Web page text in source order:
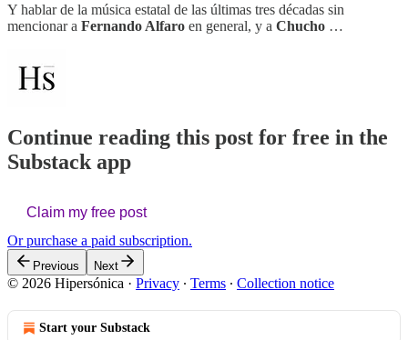
Y hablar de la música estatal de las últimas tres décadas sin
mencionar a Fernando Alfaro en general, y a Chucho …
Continue reading this post for free in the
Substack app
Claim my free post
Or purchase a paid subscription.
Previous Next
© 2026 Hipersónica · Privacy ∙ Terms ∙ Collection notice
Start your Substack